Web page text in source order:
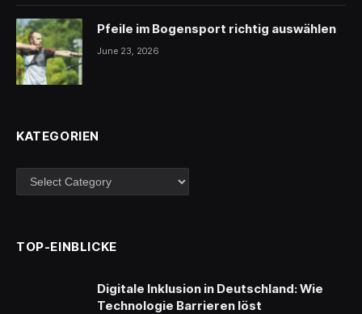
Pfeile im Bogensport richtig auswählen
June 23, 2026
KATEGORIEN
Kategorien
TOP-EINBLICKE
Digitale Inklusion in Deutschland: Wie
Technologie Barrieren löst